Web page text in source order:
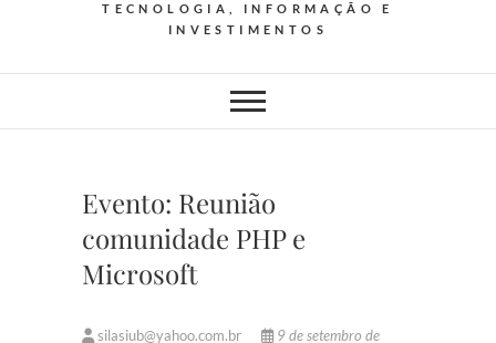
TECNOLOGIA, INFORMAÇÃO E
INVESTIMENTOS
Evento: Reunião
comunidade PHP e
Microsoft
silasiub@yahoo.com.br 9 de setembro de